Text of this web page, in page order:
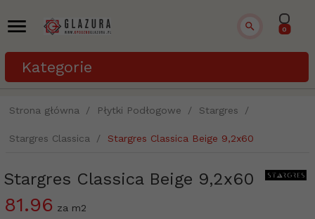
Kategorie
0
Strona główna Płytki Podłogowe Stargres
Stargres Classica Stargres Classica Beige 9,2x60
Stargres Classica Beige 9,2x60
81.96 za m2